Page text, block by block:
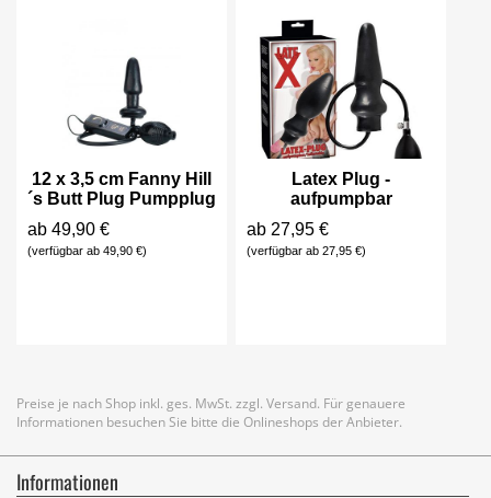
12 x 3,5 cm Fanny Hill
´s Butt Plug Pumpplug
ab 49,90 €
(verfügbar ab 49,90 €)
Latex Plug -
aufpumpbar
ab 27,95 €
(verfügbar ab 27,95 €)
Preise je nach Shop inkl. ges. MwSt. zzgl. Versand. Für genauere
Informationen besuchen Sie bitte die Onlineshops der Anbieter.
Informationen